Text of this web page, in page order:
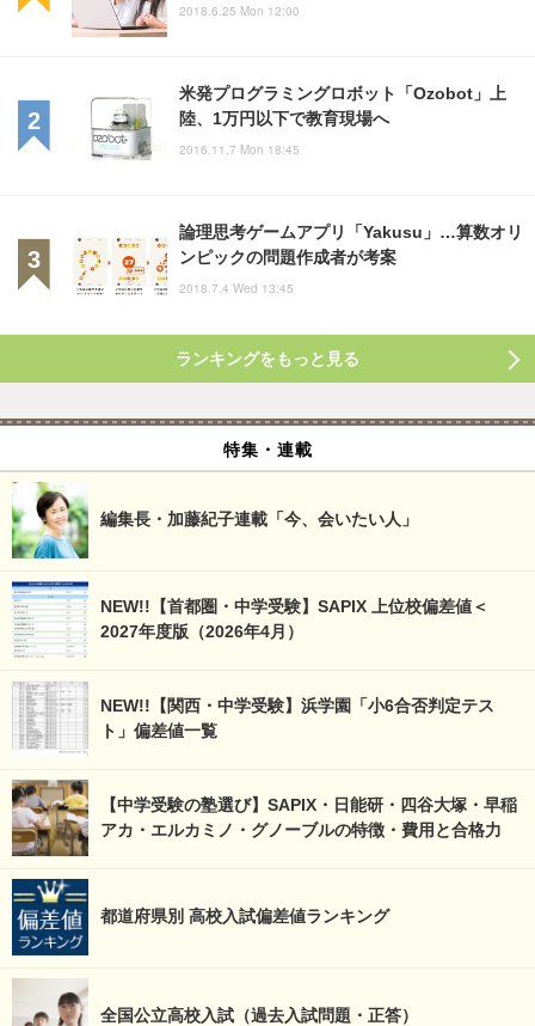
2018.6.25 Mon 12:00
米発プログラミングロボット「Ozobot」上
陸、1万円以下で教育現場へ
2016.11.7 Mon 18:45
論理思考ゲームアプリ「Yakusu」…算数オリ
ンピックの問題作成者が考案
2018.7.4 Wed 13:45
ランキングをもっと見る
特集・連載
編集長・加藤紀子連載「今、会いたい人」
NEW!!【首都圏・中学受験】SAPIX 上位校偏差値＜
2027年度版（2026年4月）
NEW!!【関西・中学受験】浜学園「小6合否判定テス
ト」偏差値一覧
【中学受験の塾選び】SAPIX・日能研・四谷大塚・早稲
アカ・エルカミノ・グノーブルの特徴・費用と合格力
都道府県別 高校入試偏差値ランキング
全国公立高校入試（過去入試問題・正答）